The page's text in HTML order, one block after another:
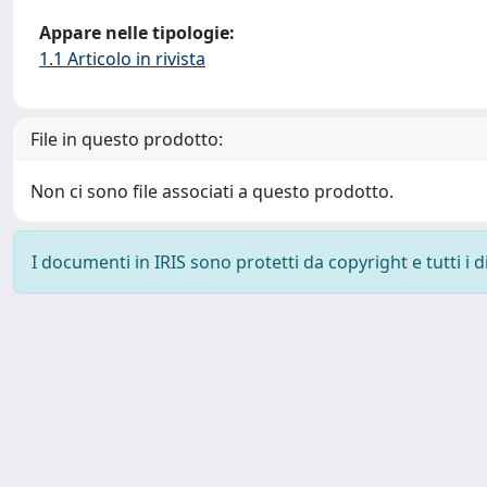
Appare nelle tipologie:
1.1 Articolo in rivista
File in questo prodotto:
Non ci sono file associati a questo prodotto.
I documenti in IRIS sono protetti da copyright e tutti i